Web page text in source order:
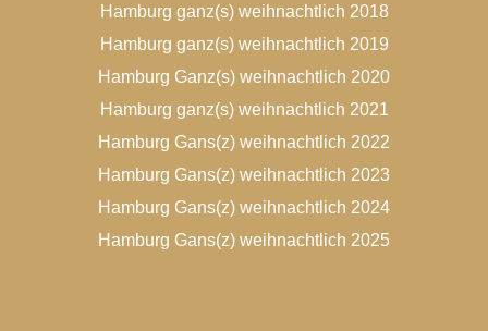
Hamburg ganz(s) weihnachtlich 2018
Hamburg ganz(s) weihnachtlich 2019
Hamburg Ganz(s) weihnachtlich 2020
Hamburg ganz(s) weihnachtlich 2021
Hamburg Gans(z) weihnachtlich 2022
Hamburg Gans(z) weihnachtlich 2023
Hamburg Gans(z) weihnachtlich 2024
Hamburg Gans(z) weihnachtlich 2025